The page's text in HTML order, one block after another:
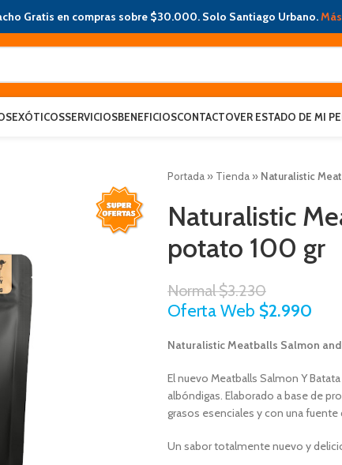
Gratis en compras sobre $30.000. Solo Santiago Urbano.
EXÓTICOSSERVICIOSBENEFICIOSCONTACTOVER ESTADO DE MI
Portada » Tienda » Naturalistic
Naturalistic
potato 100 gr
Normal$3.230
Oferta Web $2.990
Naturalistic Meatballs Salmon
El nuevo Meatballs Salmon Y
albóndigas. Elaborado a base de
grasos esenciales y con una
Un sabor totalmente nuevo y